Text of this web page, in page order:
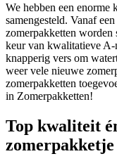
We hebben een enorme
samengesteld. Vanaf
zomerpakketten worden
keur van kwalitatieve
knapperig vers om
weer vele nieuwe
zomerpakketten
in Zomerpakketten!
Top kwaliteit